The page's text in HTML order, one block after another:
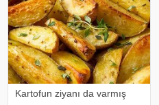
Kartofun ziyanı da varmış